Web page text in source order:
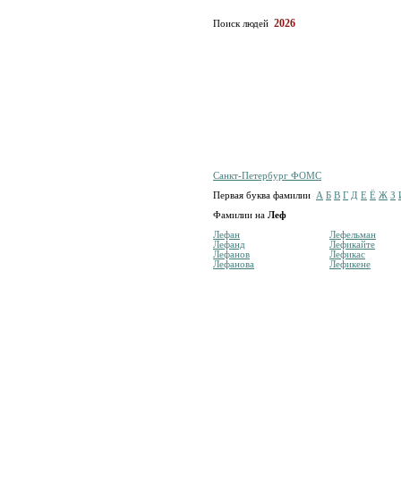
Поиск людей 2026
Санкт-Петербург ФОМС
Первая буква фамилии А Б В Г Д Е Ё Ж З
Фамилии на Леф
Лефан
Лефанд
Лефанов
Лефанова
Лефельман
Лефикайте
Лефикас
Лефикене